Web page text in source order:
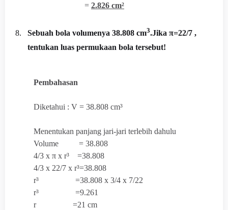
= 2.826 cm²
8. Sebuah bola volumenya 38.808 cm3.Jika π=22/7 ,
tentukan luas permukaan bola tersebut!
Pembahasan
Diketahui : V = 38.808 cm³
Menentukan panjang jari-jari terlebih dahulu
Volume = 38.808
4/3 x π x r³ =38.808
4/3 x 22/7 x r³=38.808
r³ =38.808 x 3/4 x 7/22
r³ =9.261
r =21 cm